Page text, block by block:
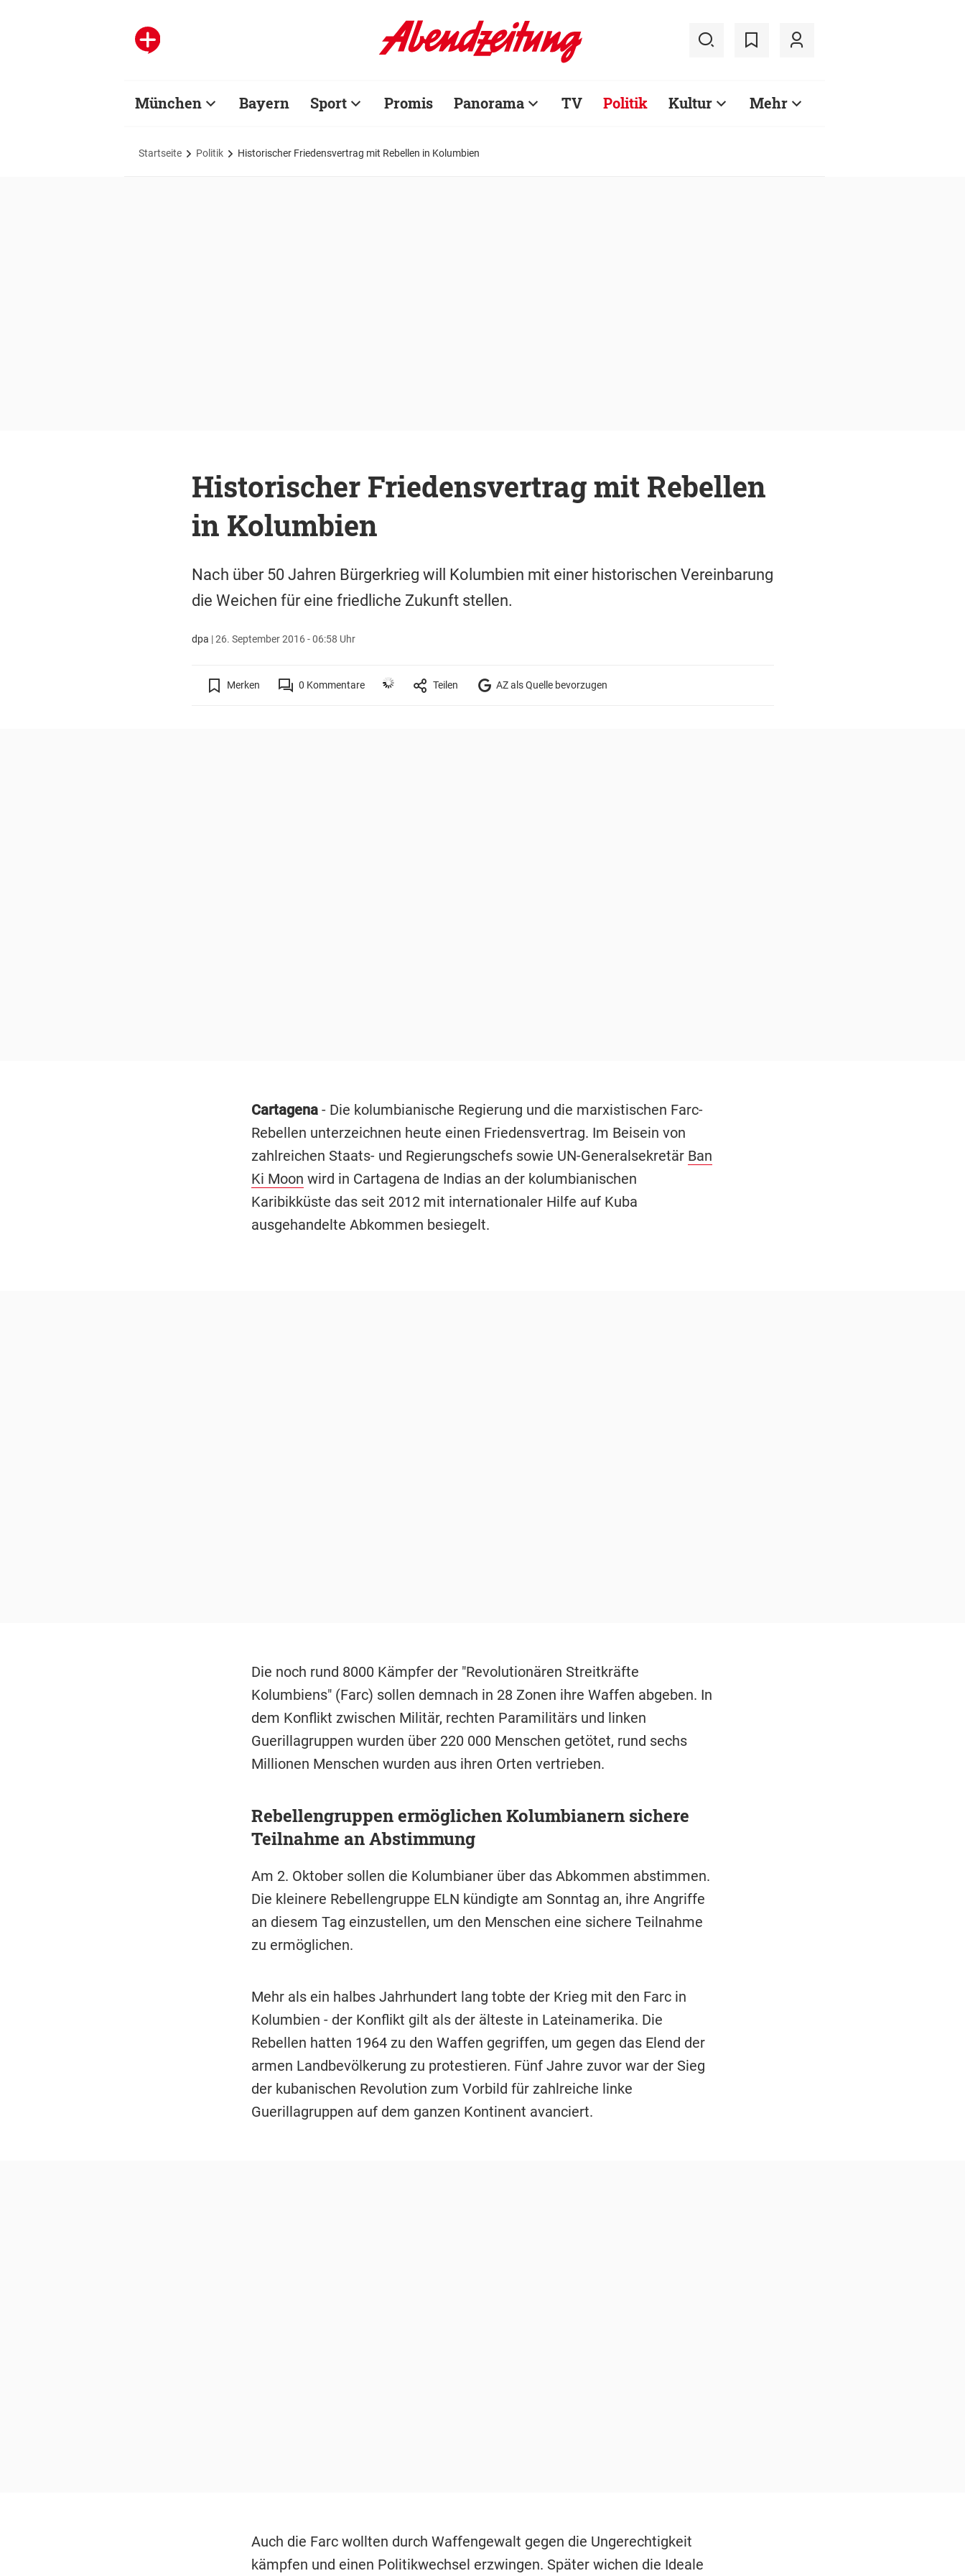
München Bayern Sport Promis Panorama TV Politik Kultur Mehr
Startseite Politik Historischer Friedensvertrag mit Rebellen in Kolumbien
Historischer Friedensvertrag mit Rebellen
in Kolumbien
Nach über 50 Jahren Bürgerkrieg will Kolumbien mit einer historischen Vereinbarung
die Weichen für eine friedliche Zukunft stellen.
dpa |26. September 2016 - 06:58 Uhr
Merken 0 Kommentare Teilen AZ als Quelle bevorzugen
Cartagena - Die kolumbianische Regierung und die marxistischen Farc-
Rebellen unterzeichnen heute einen Friedensvertrag. Im Beisein von
zahlreichen Staats- und Regierungschefs sowie UN-Generalsekretär Ban
Ki Moon wird in Cartagena de Indias an der kolumbianischen
Karibikküste das seit 2012 mit internationaler Hilfe auf Kuba
ausgehandelte Abkommen besiegelt.
Die noch rund 8000 Kämpfer der "Revolutionären Streitkräfte
Kolumbiens" (Farc) sollen demnach in 28 Zonen ihre Waffen abgeben. In
dem Konflikt zwischen Militär, rechten Paramilitärs und linken
Guerillagruppen wurden über 220 000 Menschen getötet, rund sechs
Millionen Menschen wurden aus ihren Orten vertrieben.
Rebellengruppen ermöglichen Kolumbianern sichere
Teilnahme an Abstimmung
Am 2. Oktober sollen die Kolumbianer über das Abkommen abstimmen.
Die kleinere Rebellengruppe ELN kündigte am Sonntag an, ihre Angriffe
an diesem Tag einzustellen, um den Menschen eine sichere Teilnahme
zu ermöglichen.
Mehr als ein halbes Jahrhundert lang tobte der Krieg mit den Farc in
Kolumbien - der Konflikt gilt als der älteste in Lateinamerika. Die
Rebellen hatten 1964 zu den Waffen gegriffen, um gegen das Elend der
armen Landbevölkerung zu protestieren. Fünf Jahre zuvor war der Sieg
der kubanischen Revolution zum Vorbild für zahlreiche linke
Guerillagruppen auf dem ganzen Kontinent avanciert.
Auch die Farc wollten durch Waffengewalt gegen die Ungerechtigkeit
kämpfen und einen Politikwechsel erzwingen. Später wichen die Ideale